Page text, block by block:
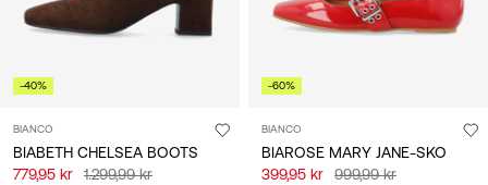
-40%
BIANCO
BIABETH CHELSEA BOOTS
779,95 kr
1.299,99 kr
-60%
BIANCO
BIAROSE MARY JANE-SKO
399,95 kr
999,99 kr